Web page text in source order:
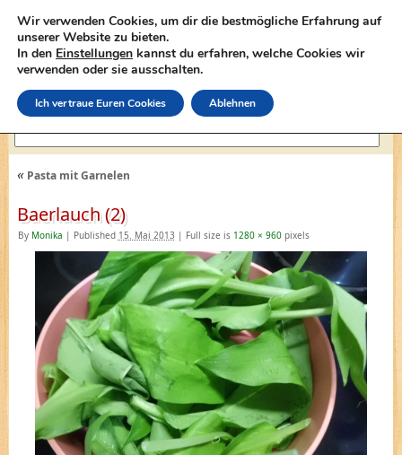
lasagne-rezepte.net
«Pasta mit Garnelen
Baerlauch (2)
By Monika | Published 15. Mai 2013 | Full size is 1280 × 960pixels
Wir verwenden Cookies, um dir die bestmögliche Erfahrung auf
unserer Website zu bieten.
In den Einstellungen kannst du erfahren, welche Cookies wir
verwenden oder sie ausschalten.
Ich vertraue Euren Cookies Ablehnen